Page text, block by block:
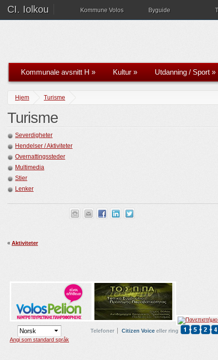
CI. Iolkou Kommune Volos Byguide
Kommunale avsnitt H » Kultur » Utdanning / Sport »
Hjem Turisme
Turisme
Severdigheter
Hendelser / Aktiviteter
Overnattingssteder
Multimedia
Stier
Lenker
« Aktiviteter
Angi som standard språk
Telefoner Citizen Voice eller ring